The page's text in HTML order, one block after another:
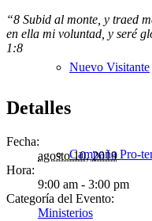
Nuevo Visitante
Campaña Pro-
“8 Subid al monte, y traed
en ella mi voluntad, y seré
1:8
Detalles
Fecha:
agosto 10, 2019
Hora:
9:00 am - 3:00 pm
Categoría del Evento:
Ministerios